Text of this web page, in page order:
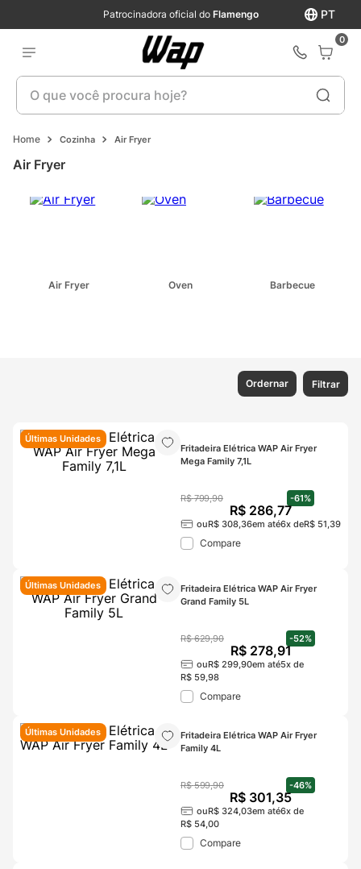
PT
Patrocinadora oficial do Flamengo
0
O que você procura hoje?
Cozinha Air Fryer
Air Fryer
Air Fryer Oven Barbecue
Ordernar Filtrar
Últimas Unidades
Fritadeira Elétrica WAP Air Fryer
Mega Family 7,1L
R$ 799,90 -61%
R$ 286,77
ouR$ 308 36em até6x deR$ 51 39
Compare
Últimas Unidades
Fritadeira Elétrica WAP Air Fryer
Grand Family 5L
R$ 629,90 -52%
R$ 278,91
ouR$ 299 90em até5x de
R$ 59 98
Compare
Últimas Unidades
Fritadeira Elétrica WAP Air Fryer
Family 4L
R$ 599,90 -46%
R$ 301,35
ouR$ 324 03em até6x de
R$ 54 00
Compare